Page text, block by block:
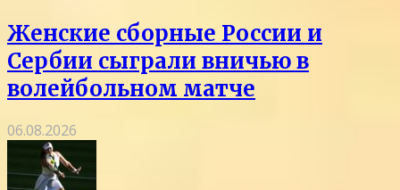
Женские сборные России и
Сербии сыграли вничью в
волейбольном матче
06.08.2026